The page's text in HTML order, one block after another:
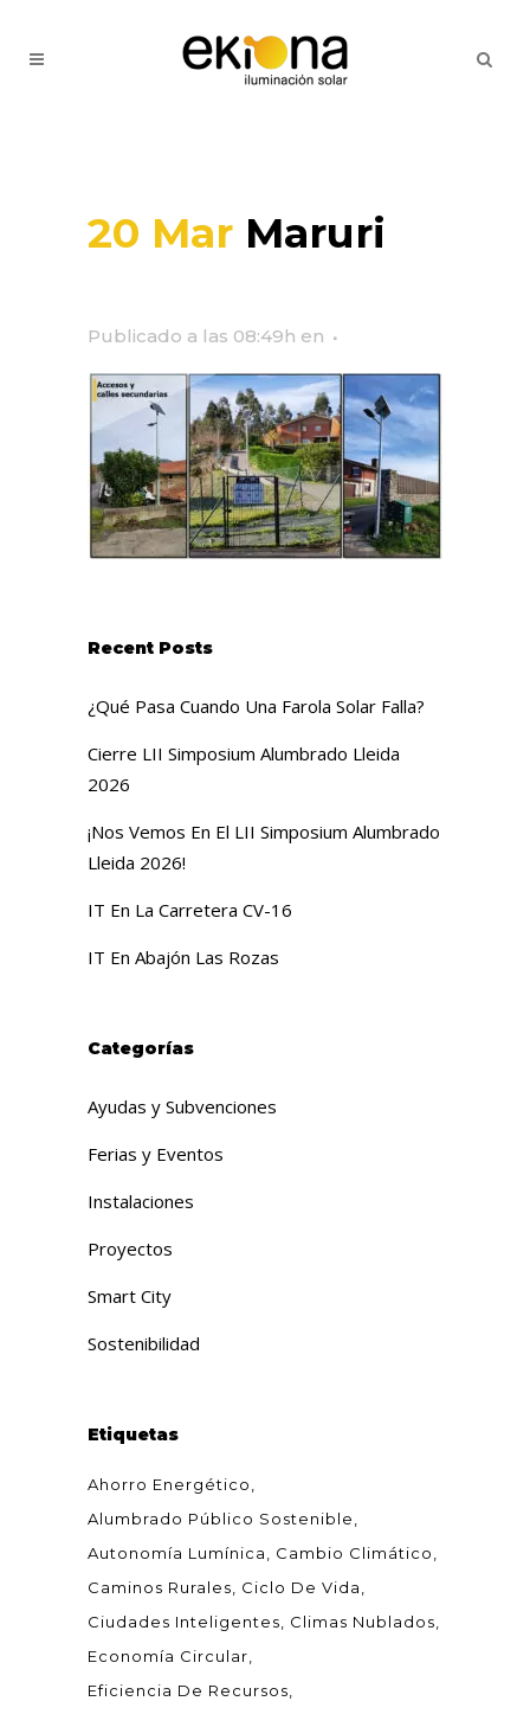
20 Mar Maruri
Publicado a las 08:49h en
Recent Posts
¿Qué Pasa Cuando Una Farola Solar Falla?
Cierre LII Simposium Alumbrado Lleida
2026
¡Nos Vemos En El LII Simposium Alumbrado
Lleida 2026!
IT En La Carretera CV-16
IT En Abajón Las Rozas
Categorías
Ayudas y Subvenciones
Ferias y Eventos
Instalaciones
Proyectos
Smart City
Sostenibilidad
Etiquetas
Ahorro Energético
Alumbrado Público Sostenible
Autonomía Lumínica
Cambio Climático
Caminos Rurales
Ciclo De Vida
Ciudades Inteligentes
Climas Nublados
Economía Circular
Eficiencia De Recursos